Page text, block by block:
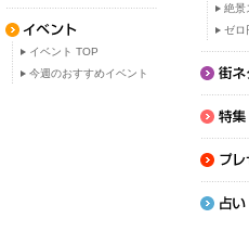
イベント TOP
今週のおすすめイベント
絶景
ゼロ